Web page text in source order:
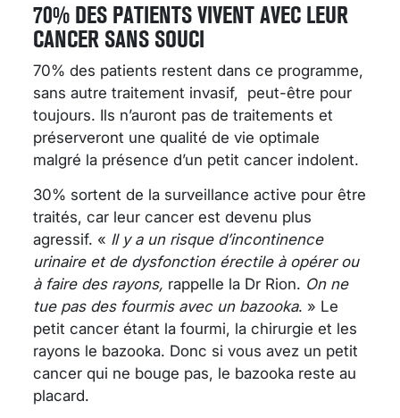
70% DES PATIENTS VIVENT AVEC LEUR
CANCER SANS SOUCI
70% des patients restent dans ce programme,
sans autre traitement invasif, peut-être pour
toujours. Ils n’auront pas de traitements et
préserveront une qualité de vie optimale
malgré la présence d’un petit cancer indolent.
30% sortent de la surveillance active pour être
traités, car leur cancer est devenu plus
agressif. « Il y a un risque d’incontinence
urinaire et de dysfonction érectile à opérer ou
à faire des rayons, rappelle la Dr Rion. On ne
tue pas des fourmis avec un bazooka. » Le
petit cancer étant la fourmi, la chirurgie et les
rayons le bazooka. Donc si vous avez un petit
cancer qui ne bouge pas, le bazooka reste au
placard.